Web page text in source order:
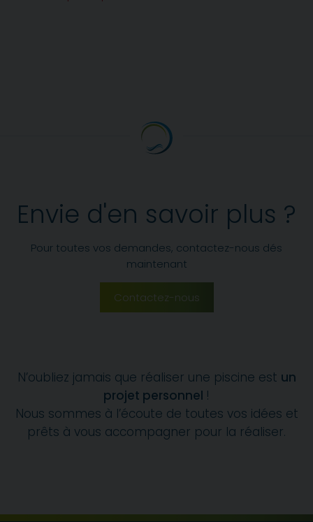
Envie d'en savoir plus ?
Pour toutes vos demandes, contactez-nous dés
maintenant
Contactez-nous
N’oubliez jamais que réaliser une piscine est un
projet personnel !
Nous sommes à l’écoute de toutes vos idées et
prêts à vous accompagner pour la réaliser.